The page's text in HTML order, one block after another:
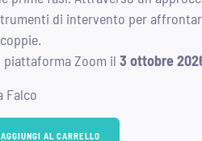
di intervento per
piattaforma Zoom il 3 ottobre
Falco
AGGIUNGI AL CARRELLO